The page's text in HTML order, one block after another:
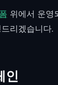
위에서 운영
리겠습니다.
인